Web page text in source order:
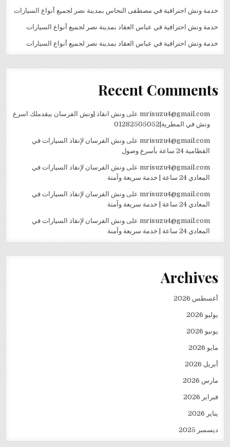
خدمة ونش احترافية في مصطفى النحاس بمدينة نصر لجميع أنواع السيارات
خدمة ونش احترافية في عباس العقاد بمدينة نصر لجميع أنواع السيارات
خدمة ونش احترافية في عباس العقاد بمدينة نصر لجميع أنواع السيارات
Recent Comments
mrisuzu4@gmail.comعلى ونش انقاذ |ونش الفرسان بيقدملك اسرع
ونش في المطرية|01282505052
mrisuzu4@gmail.comعلى ونش الفرسان لإنقاذ السيارات في
القطامية 24 ساعة بأسرع وصول
mrisuzu4@gmail.comعلى ونش الفرسان لإنقاذ السيارات في
المعادي 24 ساعة | خدمة سريعة وآمنة
mrisuzu4@gmail.comعلى ونش الفرسان لإنقاذ السيارات في
المعادي 24 ساعة | خدمة سريعة وآمنة
mrisuzu4@gmail.comعلى ونش الفرسان لإنقاذ السيارات في
المعادي 24 ساعة | خدمة سريعة وآمنة
Archives
أغسطس 2026
يوليو 2026
يونيو 2026
مايو 2026
أبريل 2026
مارس 2026
فبراير 2026
يناير 2026
ديسمبر 2025